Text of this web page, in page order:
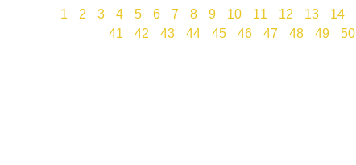
1 2 3 4 5 6 7 8 9 10 11 12 13 14
41
42 43 44 45 46 47 48 49 50